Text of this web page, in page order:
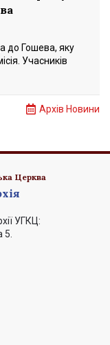
до Гошева, яку
Учасників
Архів Новини
Церква
УГКЦ:
5.